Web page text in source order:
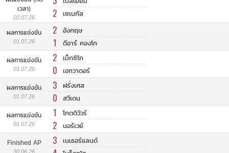
เวลา)
02.07.26 2 เซเนกัล
ผลการแข่งขัน
01.07.26
2 อังกฤษ
1 ดีอาร์ คองโก
ผลการแข่งขัน
01.07.26
2 เม็กซิโก
0 เอกวาดอร์
ผลการแข่งขัน
01.07.26
3 ฝรั่งเศส
0 สวีเดน
ผลการแข่งขัน
01.07.26
1 โกตดิวัวร์
2 นอร์เวย์
Finished AP
30.06.26
3 เนเธอร์แลนด์